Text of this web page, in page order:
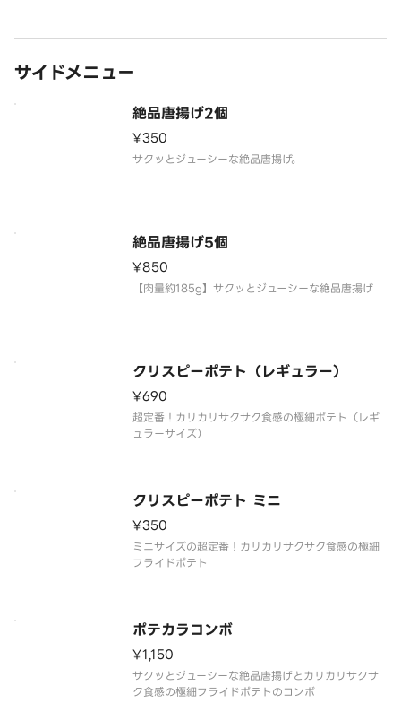
サイドメニュー
絶品唐揚げ2個
¥350
サクッとジューシーな絶品唐揚げ。
絶品唐揚げ5個
¥850
【肉量約185g】サクッとジューシーな絶品唐揚げ
クリスピーポテト（レギュラー）
¥690
超定番！カリカリサクサク食感の極細ポテト（レギ
ュラーサイズ）
クリスピーポテト ミニ
¥350
ミニサイズの超定番！カリカリサクサク食感の極細
フライドポテト
ポテカラコンボ
¥1,150
サクッとジューシーな絶品唐揚げとカリカリサクサ
ク食感の極細フライドポテトのコンボ